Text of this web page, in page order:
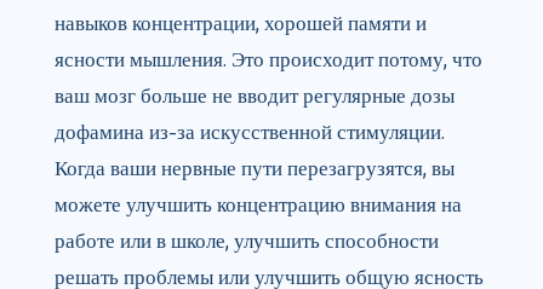
навыков концентрации, хорошей памяти и
ясности мышления. Это происходит потому, что
ваш мозг больше не вводит регулярные дозы
дофамина из-за искусственной стимуляции.
Когда ваши нервные пути перезагрузятся, вы
можете улучшить концентрацию внимания на
работе или в школе, улучшить способности
решать проблемы или улучшить общую ясность